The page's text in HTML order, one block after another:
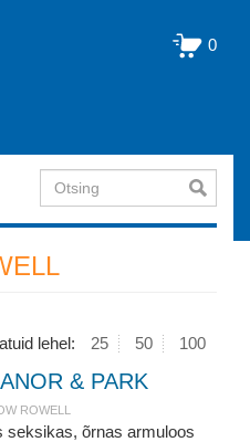
0
Otsing
lehel: 25 50 100
& PARK
ROWELL
seksikas, õrnas armuloos